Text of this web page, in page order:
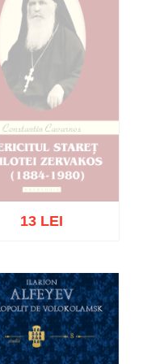
Stoc epuizat
13 LEI